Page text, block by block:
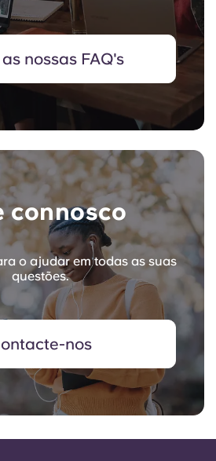
nossas FAQ's
connosco
o ajudar em todas as suas
questões.
nos